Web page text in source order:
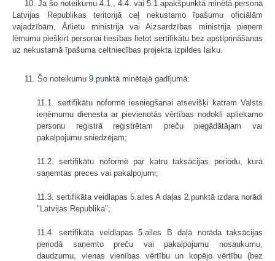
10. Ja šo noteikumu 4.1., 4.4. vai 5.1.apakšpunktā minētā persona
Latvijas Republikas teritorijā ceļ nekustamo īpašumu oficiālām
vajadzībām, Ārlietu ministrija vai Aizsardzības ministrija pieņem
lēmumu piešķirt personai tiesības lietot sertifikātu bez apstiprināšanas
uz nekustamā īpašuma celtniecības projekta izpildes laiku.
11. Šo noteikumu 9.punktā minētajā gadījumā:
11.1. sertifikātu noformē iesniegšanai atsevišķi katram Valsts
ieņēmumu dienesta ar pievienotās vērtības nodokli apliekamo
personu reģistrā reģistrētam preču piegādātājam vai
pakalpojumu sniedzējam;
11.2. sertifikātu noformē par katru taksācijas periodu, kurā
saņemtas preces vai pakalpojumi;
11.3. sertifikāta veidlapas 5.ailes A daļas 2.punktā izdara norādi
"Latvijas Republika";
11.4. sertifikāta veidlapas 5.ailes B daļā norāda taksācijas
periodā saņemto preču vai pakalpojumu nosaukumu,
daudzumu, vienas vienības vērtību un kopējo vērtību (bez